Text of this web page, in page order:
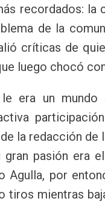
recordados: la
de la
críticas de
luego chocó
era un mundo
la redacción
gran pasión era
Agulla, por
tiros mientras